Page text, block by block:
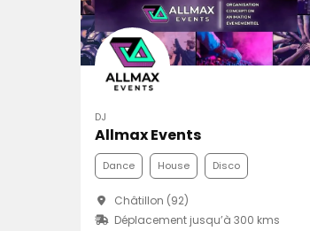
DJ
Allmax Events
Dance House Disco
Châtillon (92)
Déplacement jusqu’à 300 kms